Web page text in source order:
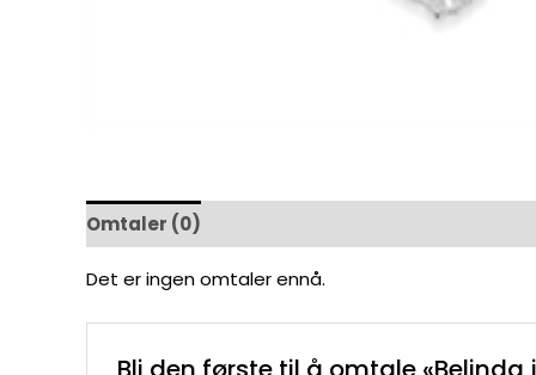
Omtaler (0)
Det er ingen omtaler ennå.